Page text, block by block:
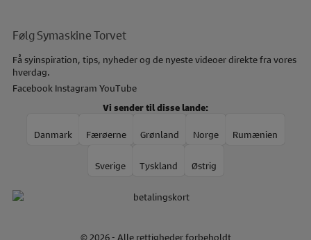
Følg Symaskine Torvet
Få syinspiration, tips, nyheder og de nyeste videoer direkte fra vores
hverdag.
Facebook Instagram YouTube
Vi sender til disse lande:
Danmark Færøerne Grønland Norge Rumænien
Sverige Tyskland Østrig
© 2026 - Alle rettigheder forbeholdt